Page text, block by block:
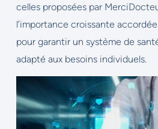
celles proposées par
l’importance croissante
pour garantir un système de
adapté aux besoins individuels.